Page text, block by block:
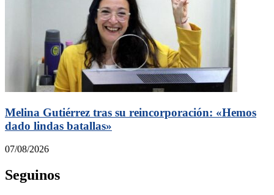
Melina Gutiérrez tras su reincorporación: «Hemos
dado lindas batallas»
07/08/2026
Seguinos